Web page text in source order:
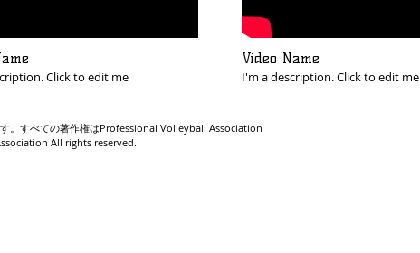
Click to edit me
Video Name
I'm a description. Click to edit me
。すべての著作権はProfessional Volleyball Association
All rights reserved.